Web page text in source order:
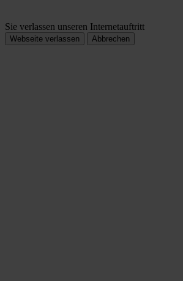
Sie verlassen unseren Internetauftritt
Webseite verlassen Abbrechen